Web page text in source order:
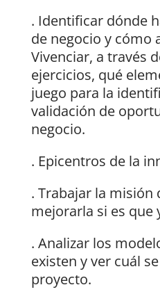
. Identificar dónde
de negocio y cómo
Vivenciar, a través
ejercicios, qué
juego para la
validación de
negocio.
. Epicentros de la
. Trabajar la misión
mejorarla si es que
. Analizar los
existen y ver cuál
proyecto.